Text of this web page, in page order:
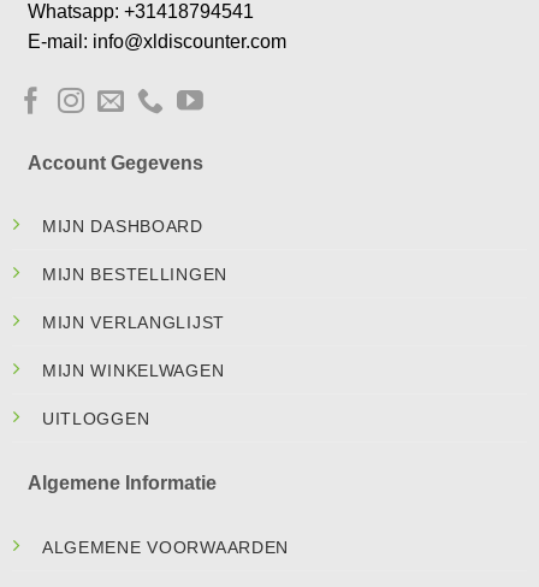
Whatsapp: +31418794541
E-mail: info@xldiscounter.com
Account Gegevens
MIJN DASHBOARD
MIJN BESTELLINGEN
MIJN VERLANGLIJST
MIJN WINKELWAGEN
UITLOGGEN
Algemene Informatie
ALGEMENE VOORWAARDEN